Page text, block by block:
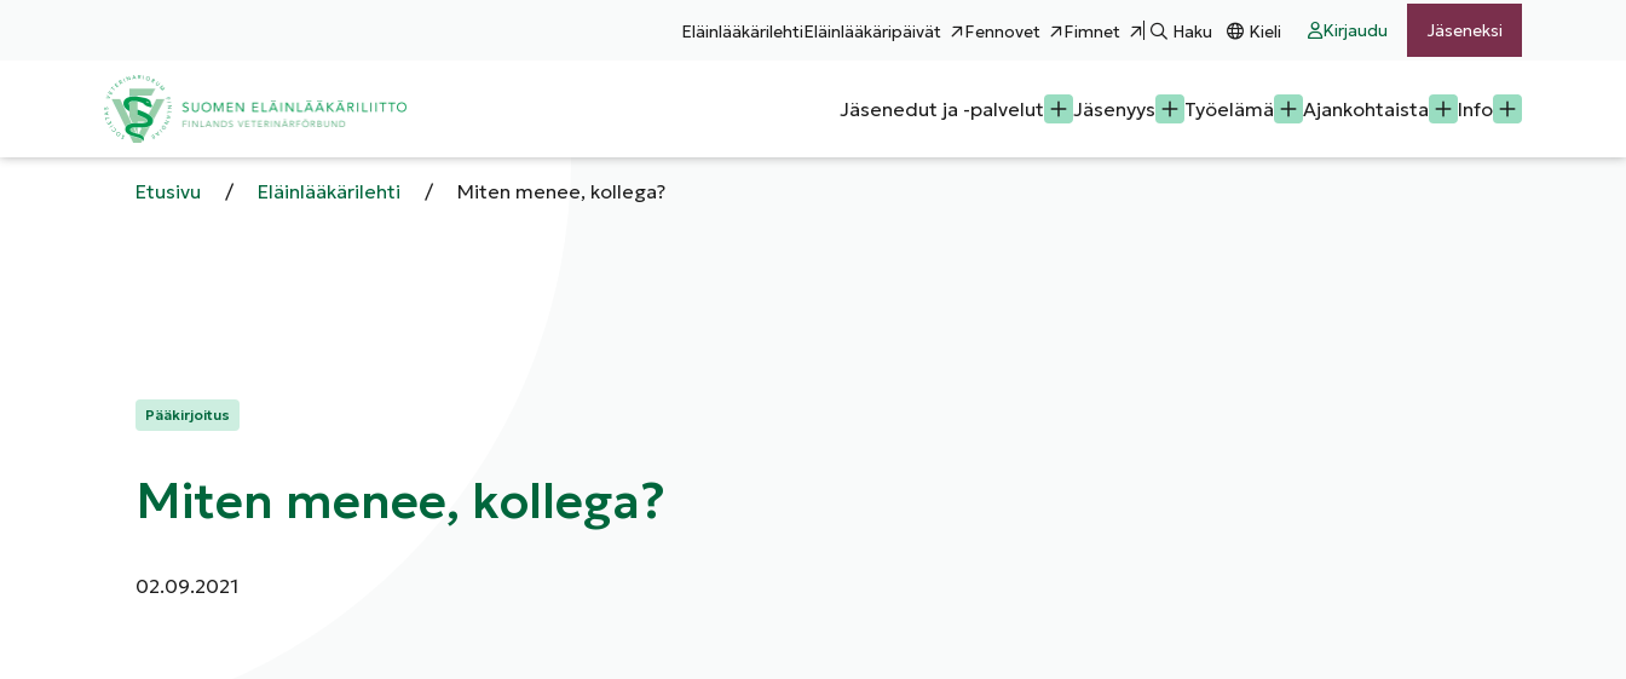
EläinlääkärilehtiEläinlääkäripäivät Fennovet Fimnet Haku Kieli Kirjaudu Jäseneksi
Jäsenedut ja -palvelut Jäsenyys Työelämä Ajankohtaista Info
Etusivu / Eläinlääkärilehti / Miten menee, kollega?
Kategoriat:
Pääkirjoitus
Miten menee, kollega?
Julkaistu:
02.09.2021